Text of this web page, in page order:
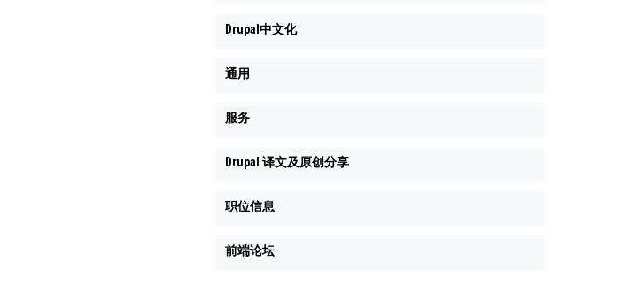
Drupal中文化
通用
服务
Drupal 译文及原创分享
职位信息
前端论坛